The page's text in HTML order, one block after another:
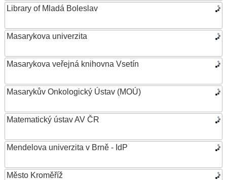
Library of Mladá Boleslav
Masarykova univerzita
Masarykova veřejná knihovna Vsetín
Masarykův Onkologický Ústav (MOÚ)
Matematický ústav AV ČR
Mendelova univerzita v Brně - IdP
Město Kroměříž